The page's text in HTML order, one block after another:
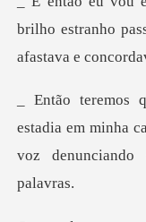
brilho estranho
ia em minha
voz